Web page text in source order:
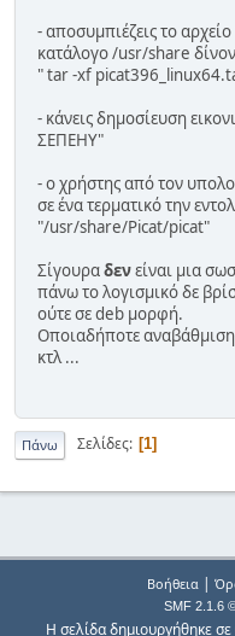
- αποσυμπιέζεις το
κατάλογο /usr/share
" tar -xf
- κάνεις δημοσίευση
ΣΕΠΕΗΥ"
- ο χρήστης από τον
σε ένα τερματικό την
"/usr/share/Picat/picat"
Σίγουραδενείναι μια
πάνω το λογισμικό δε
ούτε σε deb μορφή.
Οποιαδήποτε αναβάθμιση
κτλ ...
Πάνω Σελίδες 1
Βοήθεια|
SMF 2.1.6
Η σελίδα δημιουργήθηκε